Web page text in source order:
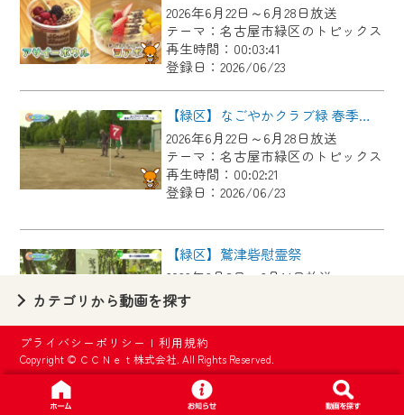
2026年6月22日～6月28日放送
テーマ：名古屋市緑区のトピックス
再生時間：00:03:41
登録日：2026/06/23
【緑区】なごやかクラブ緑 春季グラウンド・ゴルフ大会
2026年6月22日～6月28日放送
テーマ：名古屋市緑区のトピックス
再生時間：00:02:21
登録日：2026/06/23
【緑区】鷲津砦慰霊祭
2026年6月8日～6月14日放送
テーマ：名古屋市緑区のトピックス
再生時間：00:02:44
登録日：2026/06/23
【緑区】中日ドラゴンズOB 春華しろつち保育園で野球教室
2026年6月8日～6月14日放送
カテゴリから動画を探す
プライバシーポリシー |利用規約
Copyright © ＣＣＮｅｔ株式会社. All Rights Reserved.
【ご注意】
2024年9月24日からはご加入者様へのサー
ビス向上のため、
『CCNet Web TV』を利用いただくには、
一部コンテンツを除き、
CCNetサービスへの加入と『CCNetマイ
ページ※』へのログインが必要となりま
す。
いたします。
要となります。
※MyIDとは、CCNet Web TVを含むCCNetの
各種サービスをご利用頂くためのIDです。
IDはお客様が使っているメールアドレス
で設定できます。